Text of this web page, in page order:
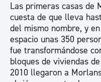
Las primeras casas de
cuesta de que lleva
del mismo nombre, y
espacio unas 350
fue transformándose
bloques de viviendas
2010 llegaron a